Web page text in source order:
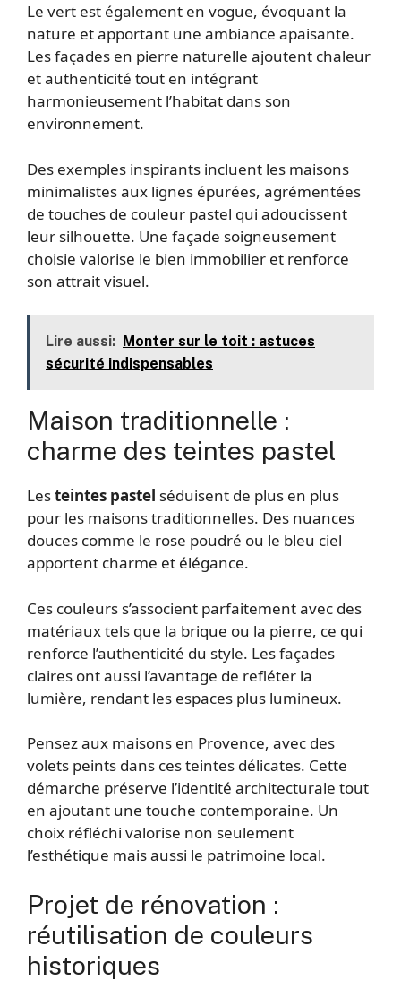
Le vert est également en vogue, évoquant la
nature et apportant une ambiance apaisante.
Les façades en pierre naturelle ajoutent chaleur
et authenticité tout en intégrant
harmonieusement l’habitat dans son
environnement.
Des exemples inspirants incluent les maisons
minimalistes aux lignes épurées, agrémentées
de touches de couleur pastel qui adoucissent
leur silhouette. Une façade soigneusement
choisie valorise le bien immobilier et renforce
son attrait visuel.
Lire aussi: Monter sur le toit : astuces
sécurité indispensables
Maison traditionnelle :
charme des teintes pastel
Lesteintes pastel séduisent de plus en plus
pour les maisons traditionnelles. Des nuances
douces comme le rose poudré ou le bleu ciel
apportent charme et élégance.
Ces couleurs s’associent parfaitement avec des
matériaux tels que la brique ou la pierre, ce qui
renforce l’authenticité du style. Les façades
claires ont aussi l’avantage de refléter la
lumière, rendant les espaces plus lumineux.
Pensez aux maisons en Provence, avec des
volets peints dans ces teintes délicates. Cette
démarche préserve l’identité architecturale tout
en ajoutant une touche contemporaine. Un
choix réfléchi valorise non seulement
l’esthétique mais aussi le patrimoine local.
Projet de rénovation :
réutilisation de couleurs
historiques